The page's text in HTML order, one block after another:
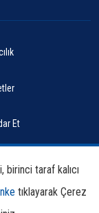
Et
Bilgileri
taraf kalıcı
tıklayarak Çerez